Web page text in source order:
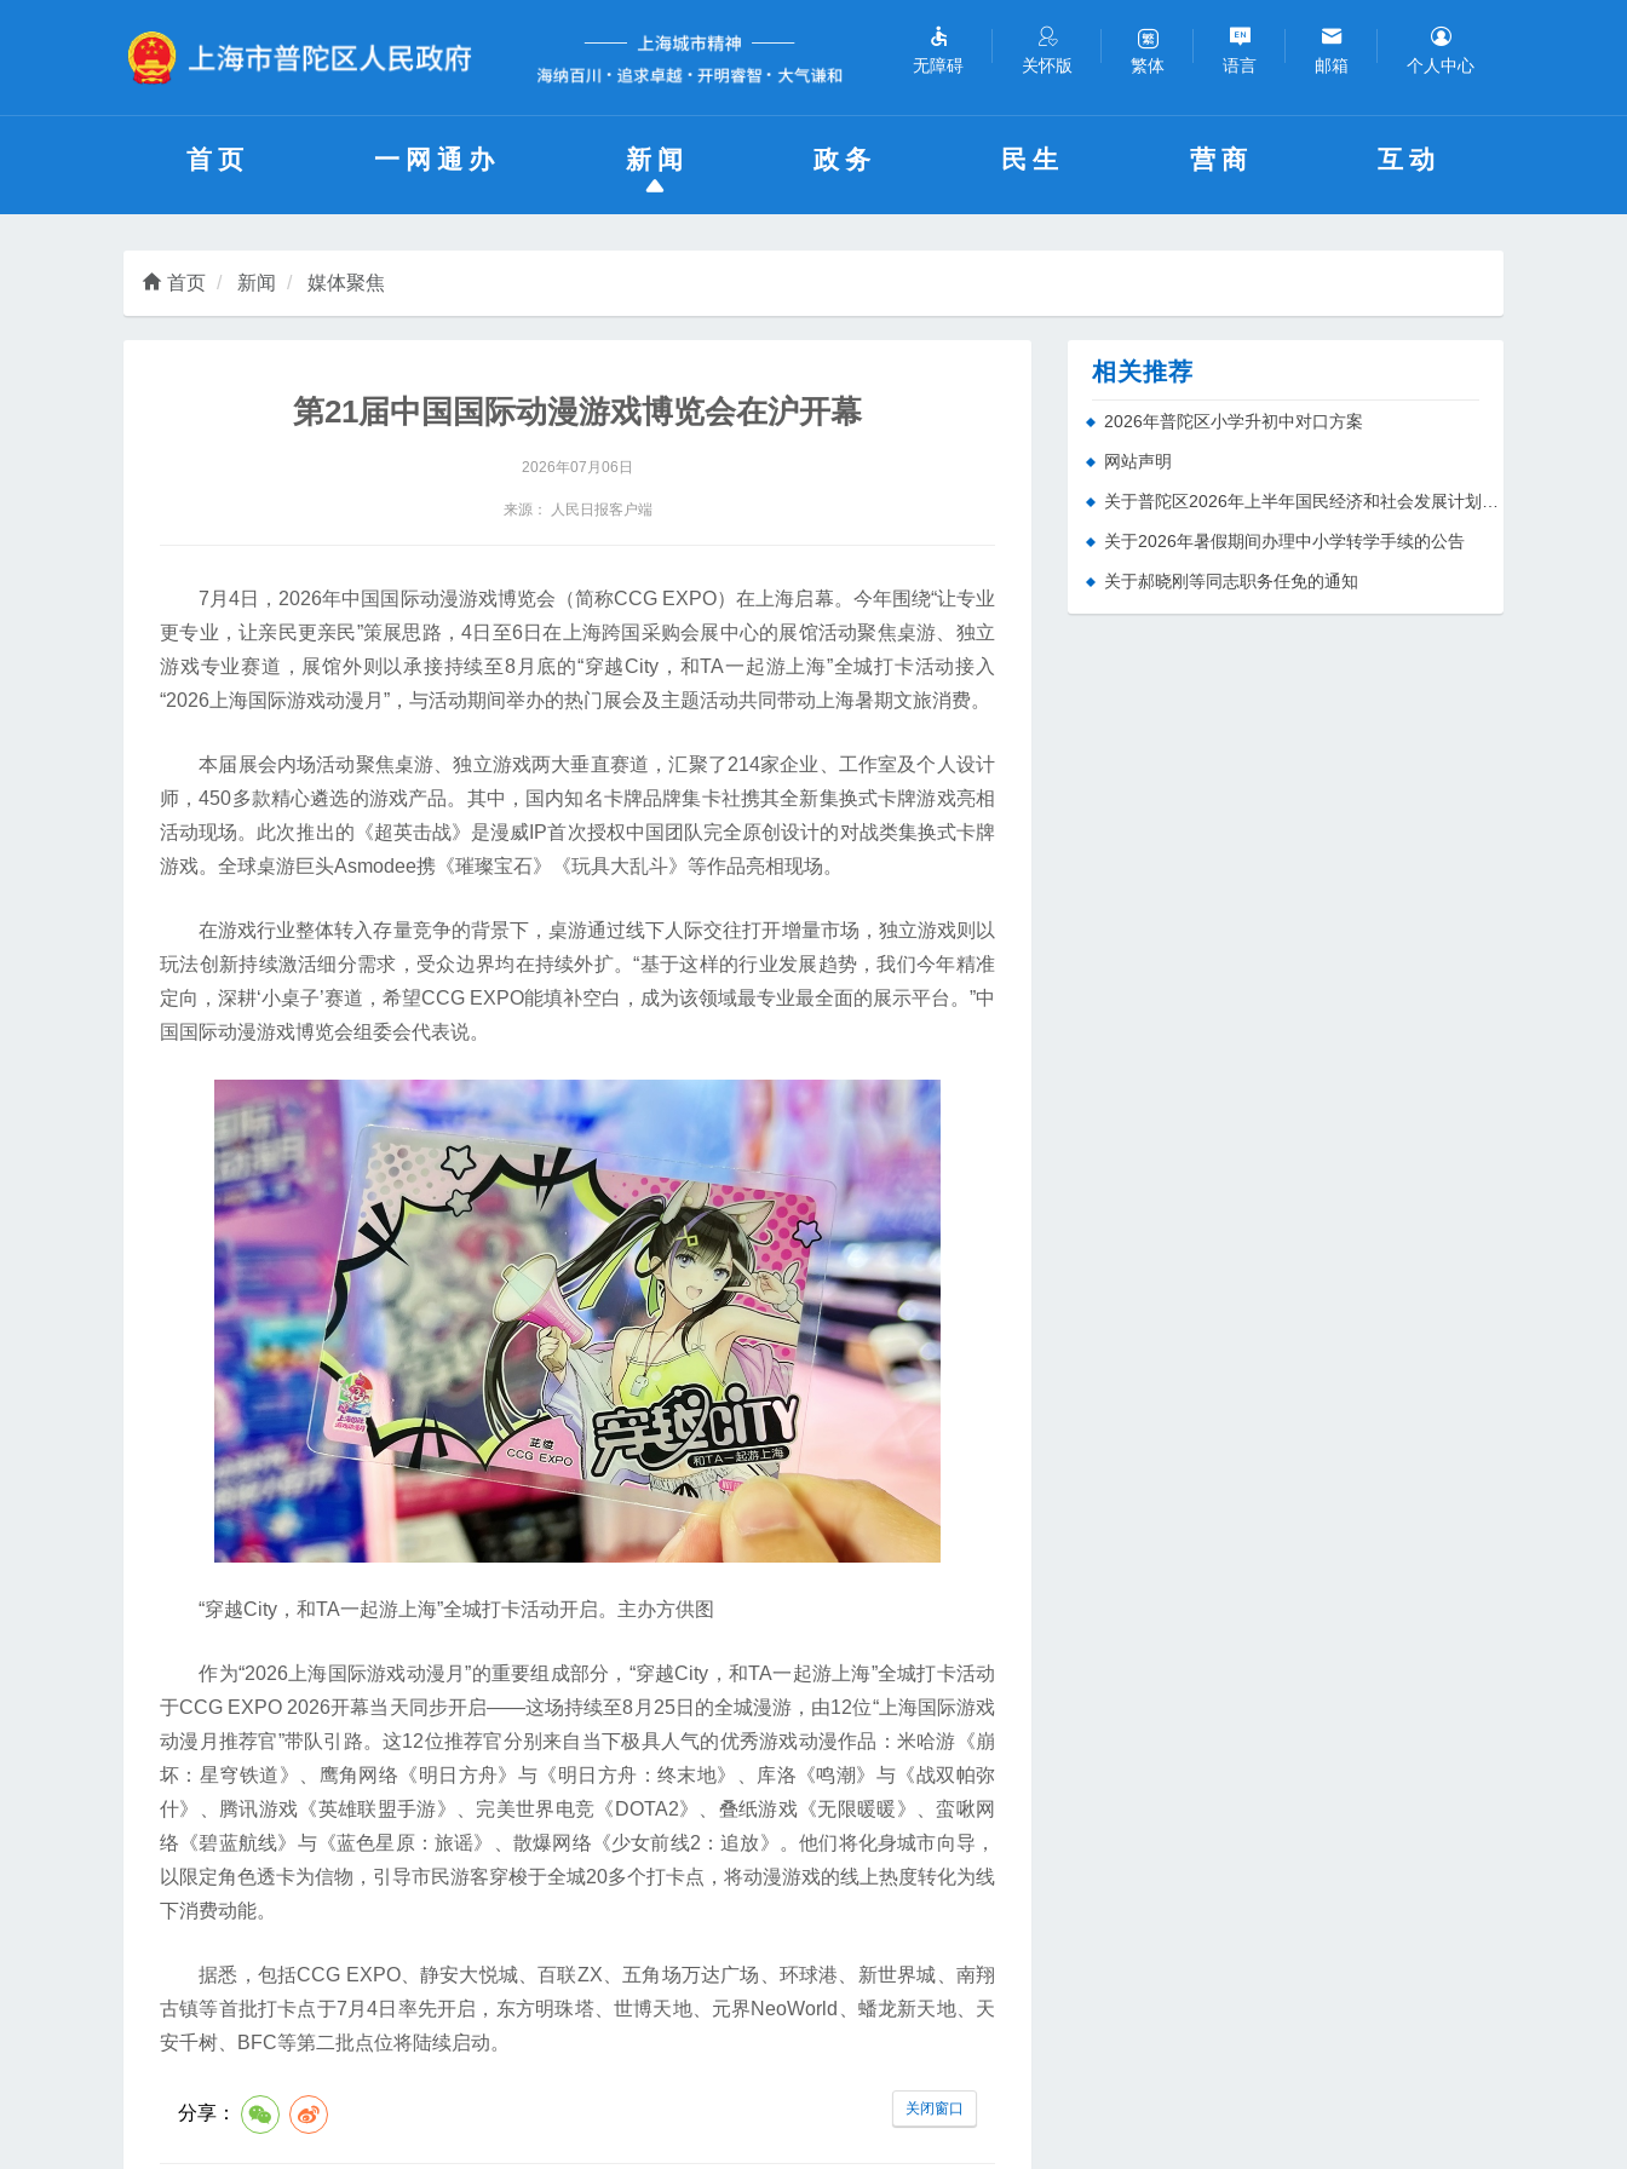
无障碍 关怀版 繁体 语言 邮箱 个人中心
首页 一网通办 新闻 政务 民生 营商 互动
首页 新闻 媒体聚焦
第21届中国国际动漫游戏博览会在沪开幕
2026年07月06日
来源： 人民日报客户端
7月4日，2026年中国国际动漫游戏博览会（简称CCG EXPO）在上海启幕。今年围绕“让专业
更专业，让亲民更亲民”策展思路，4日至6日在上海跨国采购会展中心的展馆活动聚焦桌游、独立
游戏专业赛道，展馆外则以承接持续至8月底的“穿越City，和TA一起游上海”全城打卡活动接入
“2026上海国际游戏动漫月”，与活动期间举办的热门展会及主题活动共同带动上海暑期文旅消费。
本届展会内场活动聚焦桌游、独立游戏两大垂直赛道，汇聚了214家企业、工作室及个人设计
师，450多款精心遴选的游戏产品。其中，国内知名卡牌品牌集卡社携其全新集换式卡牌游戏亮相
活动现场。此次推出的《超英击战》是漫威IP首次授权中国团队完全原创设计的对战类集换式卡牌
游戏。全球桌游巨头Asmodee携《璀璨宝石》《玩具大乱斗》等作品亮相现场。
在游戏行业整体转入存量竞争的背景下，桌游通过线下人际交往打开增量市场，独立游戏则以
玩法创新持续激活细分需求，受众边界均在持续外扩。“基于这样的行业发展趋势，我们今年精准
定向，深耕‘小桌子’赛道，希望CCG EXPO能填补空白，成为该领域最专业最全面的展示平台。”中
国国际动漫游戏博览会组委会代表说。
“穿越City，和TA一起游上海”全城打卡活动开启。主办方供图
作为“2026上海国际游戏动漫月”的重要组成部分，“穿越City，和TA一起游上海”全城打卡活动
于CCG EXPO 2026开幕当天同步开启——这场持续至8月25日的全城漫游，由12位“上海国际游戏
动漫月推荐官”带队引路。这12位推荐官分别来自当下极具人气的优秀游戏动漫作品：米哈游《崩
坏：星穹铁道》、鹰角网络《明日方舟》与《明日方舟：终末地》、库洛《鸣潮》与《战双帕弥
什》、腾讯游戏《英雄联盟手游》、完美世界电竞《DOTA2》、叠纸游戏《无限暖暖》、蛮啾网
络《碧蓝航线》与《蓝色星原：旅谣》、散爆网络《少女前线2：追放》。他们将化身城市向导，
以限定角色透卡为信物，引导市民游客穿梭于全城20多个打卡点，将动漫游戏的线上热度转化为线
下消费动能。
据悉，包括CCG EXPO、静安大悦城、百联ZX、五角场万达广场、环球港、新世界城、南翔
古镇等首批打卡点于7月4日率先开启，东方明珠塔、世博天地、元界NeoWorld、蟠龙新天地、天
安千树、BFC等第二批点位将陆续启动。
分享： 关闭窗口
相关推荐
2026年普陀区小学升初中对口方案
网站声明
关于2026年暑假期间办理中小学转学手续的公告
关于郝晓刚等同志职务任免的通知